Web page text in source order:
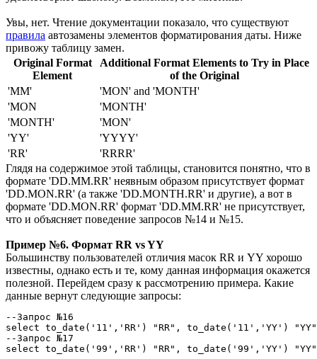
Увы, нет. Чтение документации показало, что существуют
правила автозамены элементов форматирования даты. Ниже
привожу таблицу замен.
Original Format
Element
Additional Format Elements to Try in Place
of the Original
'MM'
'MON' and 'MONTH'
'MON
'MONTH'
'MONTH'
'MON'
'YY'
'YYYY'
'RR'
'RRRR'
Глядя на содержимое этой таблицы, становится понятно, что в
формате 'DD.MM.RR' неявным образом присутствует формат
'DD.MON.RR' (а также 'DD.MONTH.RR' и другие), а вот в
формате 'DD.MON.RR' формат 'DD.MM.RR' не присутствует,
что и объясняет поведение запросов №14 и №15.
Пример №6. Формат RR vs YY
Большинству пользователей отличия масок RR и YY хорошо
известны, однако есть и те, кому данная информация окажется
полезной. Перейдем сразу к рассмотрению примера. Какие
данные вернут следующие запросы:
--Запрос №16
select to_date('11','RR') "RR", to_date('11','YY')
--Запрос №17
select to_date('99','RR') "RR", to_date('99','YY')